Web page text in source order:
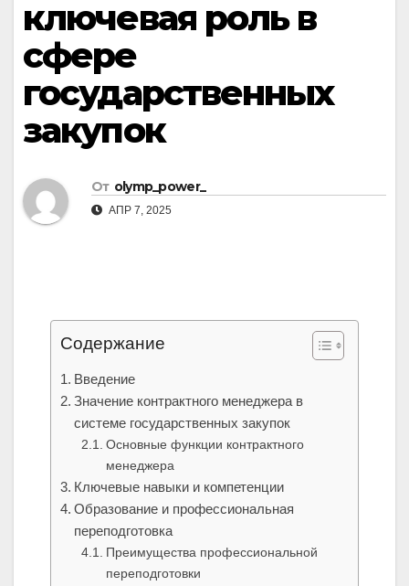
ключевая роль в
сфере
государственных
закупок
От olymp_power_
АПР 7, 2025
Содержание
Введение
Значение контрактного менеджера в
системе государственных закупок
Основные функции контрактного
менеджера
Ключевые навыки и компетенции
Образование и профессиональная
переподготовка
Преимущества профессиональной
переподготовки